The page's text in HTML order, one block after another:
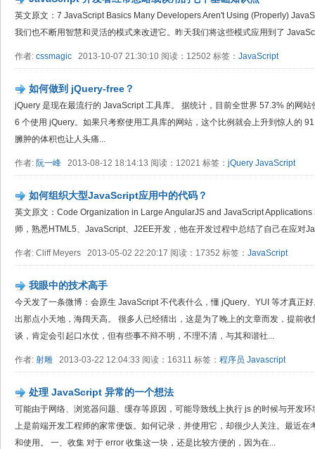
英文原文：7 JavaScript Basics Many Developers Aren't Using (Properly)
我们也不断用智慧和灵活的模式来改进它。昨天我们将这些模式应用到了
作者: cssmagic 2013-10-07 21:30:10 阅读：12502 标签： JavaScript
如何做到 jQuery-free？
jQuery 是现在最流行的 JavaScript 工具库。 据统计，目前全世界 57.3% 的网
6 个使用 jQuery。如果只考察使用工具库的网站，这个比例就会上升到惊人的
臃肿的体积也让人头痛...
作者: 阮一峰 2013-08-12 18:14:13 阅读：12021 标签： jQuery JavaScript
如何组织大型JavaScript应用中的代码？
英文原文：Code Organization in Large AngularJS and JavaScript
师，熟悉HTML5、JavaScript、J2EE开发，他在开发过程中总结了自己在应对
作者: Cliff Meyers 2013-05-02 22:20:17 阅读：17352 标签： JavaScript
我眼中的技术高手
今天发了一条微博：会原生 JavaScript 不代表什么，懂 jQuery、YUI 等才真正
出那点小天地，海阔天高。 很多人已经猜出，这是为了晚上的文章而发，提前
谈，肯定会引起口水仗，但有些事不辩不明，不理不清，与其和谐社...
作者: 射雕 2013-03-22 12:04:33 阅读：16311 标签： 程序员 Javascript
处理 JavaScript 异常的一个想法
可能由于网络、浏览器问题、缓存等原因，可能导致线上执行 js 的时候与开发
上是前端开发工程师的家常便饭。如何记录，并使用它，却很少人关注。最近
和使用。 一、收集 对于 error 收集这一块，还是比较方便的，因为在...